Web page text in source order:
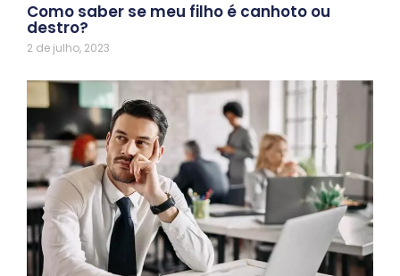
Como saber se meu filho é canhoto ou
destro?
2 de julho, 2023